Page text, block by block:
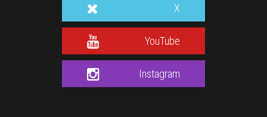
X
YouTube
Instagram